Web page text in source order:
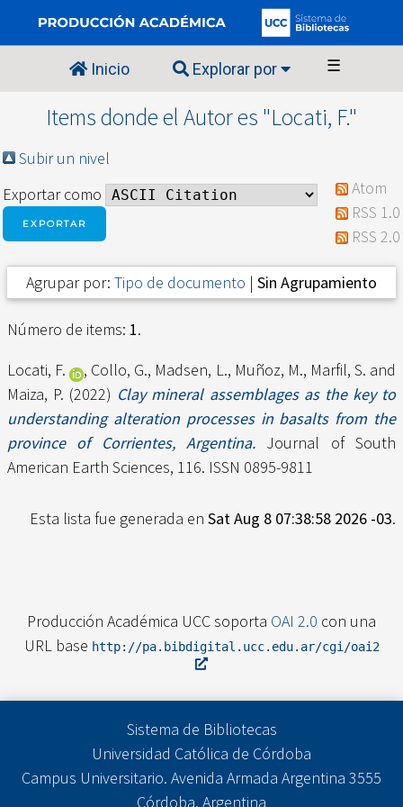
Inicio Explorar por ☰
Items donde el Autor es "Locati, F."
Subir un nivel
Exportar como
Atom
RSS 1.0
RSS 2.0
Agrupar por: Tipo de documento | Sin Agrupamiento
Número de items: 1.
Locati, F.
, Collo, G., Madsen, L., Muñoz, M., Marfil, S. and
Maiza, P. (2022) Clay mineral assemblages as the key to
understanding alteration processes in basalts from the
province of Corrientes, Argentina. Journal of South
American Earth Sciences, 116. ISSN 0895-9811
Esta lista fue generada en Sat Aug 8 07:38:58 2026 -03.
Producción Académica UCC soporta OAI 2.0 con una
URL base http://pa.bibdigital.ucc.edu.ar/cgi/oai2
Sistema de Bibliotecas
Universidad Católica de Córdoba
Campus Universitario. Avenida Armada Argentina 3555
Córdoba, Argentina